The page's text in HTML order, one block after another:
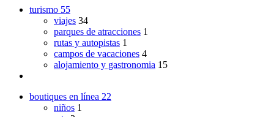
turismo 55
viajes 34
parques de atracciones 1
rutas y autopistas 1
campos de vacaciones 4
alojamiento y gastronomia 15
boutiques en línea 22
niños 1